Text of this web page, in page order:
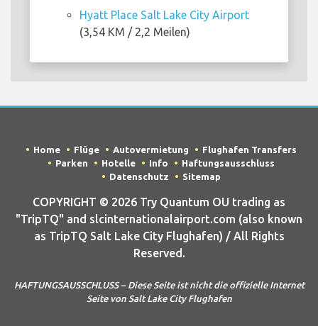
Hyatt Place Salt Lake City Airport
(3,54 KM / 2,2 Meilen)
Home Flüge Autovermietung
Flughafen Transfers
Parken
Hotelle Info
Haftungsausschluss
Datenschutz
Sitemap
COPYRIGHT © 2026 Try Quantum OU trading as
"TripTQ" and slcinternationalairport.com (also known
as TripTQ Salt Lake City Flughafen) / All Rights
Reserved.
HAFTUNGSAUSSCHLUSS – Diese Seite ist nicht die offizielle Internet
Seite von Salt Lake City Flughafen